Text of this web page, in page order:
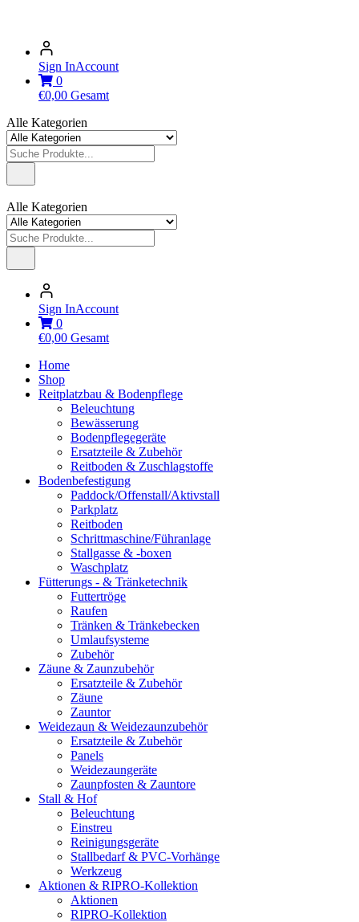
Sign InAccount
0
€0,00 Gesamt
Alle Kategorien
Alle Kategorien
Sign InAccount
0
€0,00 Gesamt
Home
Shop
Reitplatzbau & Bodenpflege
Beleuchtung
Bewässerung
Bodenpflegegeräte
Ersatzteile & Zubehör
Reitboden & Zuschlagstoffe
Bodenbefestigung
Paddock/Offenstall/Aktivstall
Parkplatz
Reitboden
Schrittmaschine/Führanlage
Stallgasse & -boxen
Waschplatz
Fütterungs - & Tränketechnik
Futtertröge
Raufen
Tränken & Tränkebecken
Umlaufsysteme
Zubehör
Zäune & Zaunzubehör
Ersatzteile & Zubehör
Zäune
Zauntor
Weidezaun & Weidezaunzubehör
Ersatzteile & Zubehör
Panels
Weidezaungeräte
Zaunpfosten & Zauntore
Stall & Hof
Beleuchtung
Einstreu
Reinigungsgeräte
Stallbedarf & PVC-Vorhänge
Werkzeug
Aktionen & RIPRO-Kollektion
Aktionen
RIPRO-Kollektion